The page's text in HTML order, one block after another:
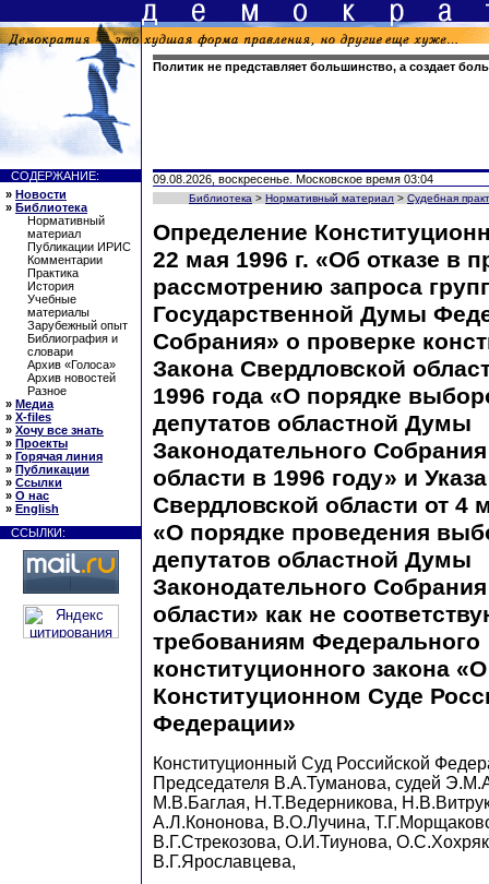
Политик не представляет большинство, а создает
СОДЕРЖАНИЕ:
» Новости
» Библиотека
Нормативный
материал
Публикации ИРИС
Комментарии
Практика
История
Учебные
материалы
Зарубежный опыт
Библиография и
словари
Архив «Голоса»
Архив новостей
Разное
» Медиа
» X-files
» Хочу все знать
» Проекты
» Горячая линия
» Публикации
» Ссылки
» О нас
» English
ССЫЛКИ:
09.08.2026, воскресенье. Московское время 03:04
Библиотека > Нормативный материал > Судебная
Определение
22 мая 1996 г. «Об отказе в
рассмотрению запроса
Государственной Думы
Собрания» о проверке
Закона Свердловской
1996 года «О порядке
депутатов областной Думы
Законодательного
области в 1996 году» и
Свердловской области от 4
«О порядке проведения
депутатов областной Думы
Законодательного
области» как не
требованиям Федерального
конституционного закона «О
Конституционном Суде
Федерации»
Конституционный Суд Российской
Председателя В.А.Туманова, судей
М.В.Баглая, Н.Т.Ведерникова,
А.Л.Кононова, В.О.Лучина,
В.Г.Стрекозова, О.И.Тиунова,
В.Г.Ярославцева,